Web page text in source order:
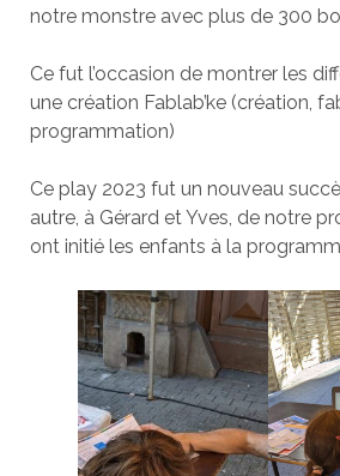
notre monstre avec plus de 300
Ce fut l’occasion de montrer les
une création Fablab’ke (création,
programmation)
Ce play 2023 fut un nouveau
autre, à Gérard et Yves, de notre
ont initié les enfants à la